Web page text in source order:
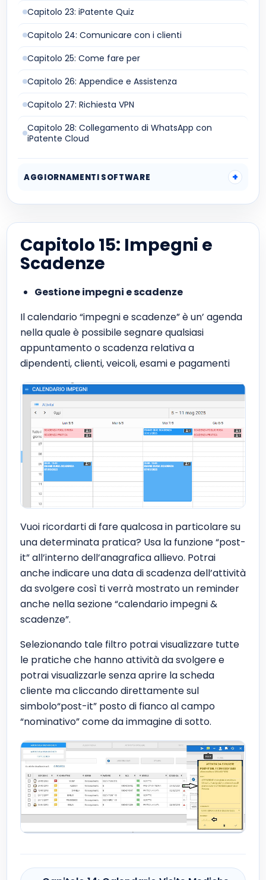
Capitolo 23: iPatente Quiz
Capitolo 24: Comunicare con i clienti
Capitolo 25: Come fare per
Capitolo 26: Appendice e Assistenza
Capitolo 27: Richiesta VPN
Capitolo 28: Collegamento di WhatsApp con
iPatente Cloud
AGGIORNAMENTI SOFTWARE
Capitolo 15: Impegni e
Scadenze
Gestione impegni e scadenze
Il calendario “impegni e scadenze” è un’ agenda
nella quale è possibile segnare qualsiasi
appuntamento o scadenza relativa a
dipendenti, clienti, veicoli, esami e pagamenti
Vuoi ricordarti di fare qualcosa in particolare su
una determinata pratica? Usa la funzione “post-
it” all’interno dell’anagrafica allievo. Potrai
anche indicare una data di scadenza dell’attività
da svolgere così ti verrà mostrato un reminder
anche nella sezione “calendario impegni &
scadenze”.
Selezionando tale filtro potrai visualizzare tutte
le pratiche che hanno attività da svolgere e
potrai visualizzarle senza aprire la scheda
cliente ma cliccando direttamente sul
simbolo“post-it” posto di fianco al campo
“nominativo” come da immagine di sotto.